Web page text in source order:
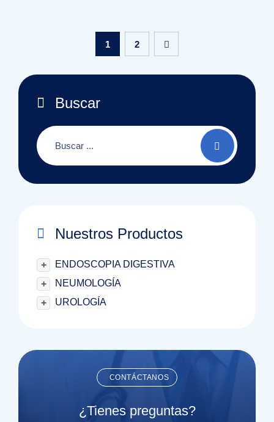
1 2
Buscar
Nuestros Productos
+
ENDOSCOPIA DIGESTIVA
+
NEUMOLOGÍA
+
UROLOGÍA
CONTÁCTANOS
¿Tienes preguntas?